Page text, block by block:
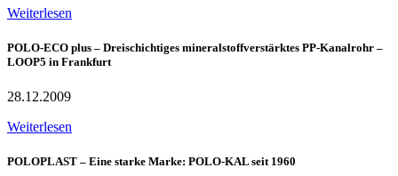
Weiterlesen
POLO-ECO plus – Dreischichtiges mineralstoffverstärktes PP-Kanalrohr –
LOOP5 in Frankfurt
28.12.2009
Weiterlesen
POLOPLAST – Eine starke Marke: POLO-KAL seit 1960